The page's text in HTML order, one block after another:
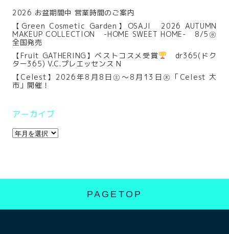
2026 お盆期間中 営業時間のご案内
【Green Cosmetic Garden】OSAJI 2026 AUTUMN
MAKEUP COLLECTION -HOME SWEET HOME- 8/5㊌
全国発売
【Fruit GATHERING】ベストコスメ受賞
dr365(ドク
ター365) V.C.プレエッセンス N
【Celest】2026年8月8日㊏～8月13日㊍「Celest 大
市」開催！
アーカイブ
PAGETOP